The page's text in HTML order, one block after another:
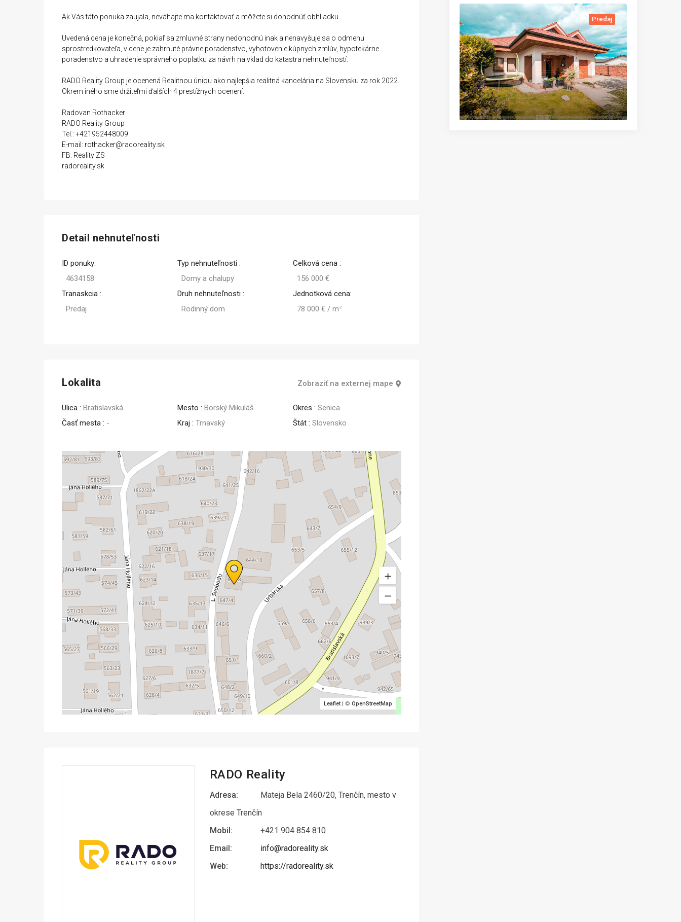
Ak Vás táto ponuka zaujala, neváhajte ma kontaktovať a môžete si dohodnúť obhliadku.
Uvedená cena je konečná, pokiaľ sa zmluvné strany nedohodnú inak a nenavyšuje sa o odmenu
sprostredkovateľa, v cene je zahrnuté právne poradenstvo, vyhotovenie kúpnych zmlúv, hypotekárne
poradenstvo a uhradenie správneho poplatku za návrh na vklad do katastra nehnuteľností.
RADO Reality Group je ocenená Realitnou úniou ako najlepšia realitná kancelária na Slovensku za rok 2022.
Okrem iného sme držiteľmi ďalších 4 prestížnych ocenení.
Radovan Rothacker
RADO Reality Group
Tel.: +421952448009
E-mail: rothacker@radoreality.sk
FB: Reality ZS
radoreality.sk
Detail nehnuteľnosti
ID ponuky:
4634158
Tranaskcia :
Predaj
Typ nehnuteľnosti :
Domy a chalupy
Druh nehnuteľnosti :
Rodinný dom
Celková cena :
156 000 €
Jednotková cena:
78 000 € / m2
Lokalita Zobraziť na externej mape
Ulica : Bratislavská
Časť mesta : -
Mesto : Borský Mikuláš
Kraj : Trnavský
Okres : Senica
Štát : Slovensko
Leaflet| © OpenStreetMap
RADO Reality
Adresa:
Mateja Bela 2460/20, Trenčín, mesto v
okrese Trenčín
Mobil:
+421 904 854 810
Email:
info@radoreality.sk
Web:
https://radoreality.sk
Predaj Predaj Predaj